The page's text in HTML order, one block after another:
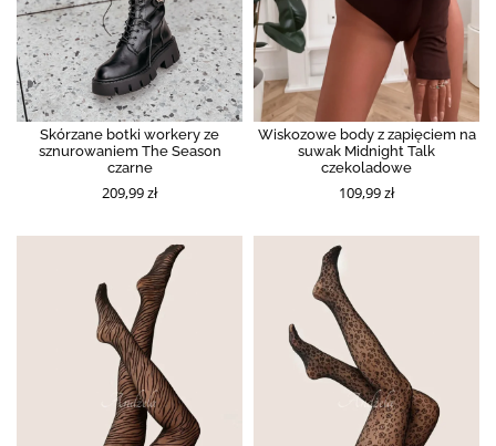
Skórzane botki workery ze
sznurowaniem The Season
czarne
209,99 zł
Wiskozowe body z zapięciem na
suwak Midnight Talk
czekoladowe
109,99 zł